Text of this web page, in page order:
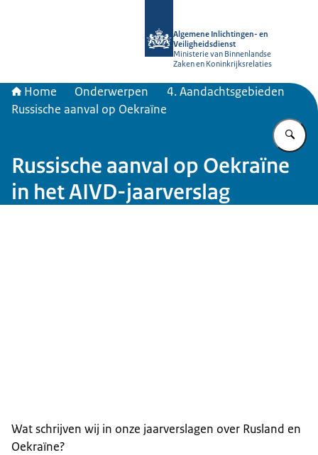
Algemene Inlichtingen- en
Veiligheidsdienst
Ministerie van Binnenlandse
Zaken en Koninkrijksrelaties
Home Onderwerpen
4. Aandachtsgebieden
Russische aanval op Oekraïne
Russische aanval op Oekraïne
in het AIVD-jaarverslag
Wat schrijven wij in onze jaarverslagen over Rusland en
Oekraïne?